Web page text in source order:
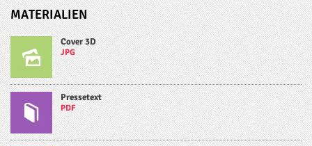
MATERIALIEN
Cover 3D
JPG
Pressetext
PDF